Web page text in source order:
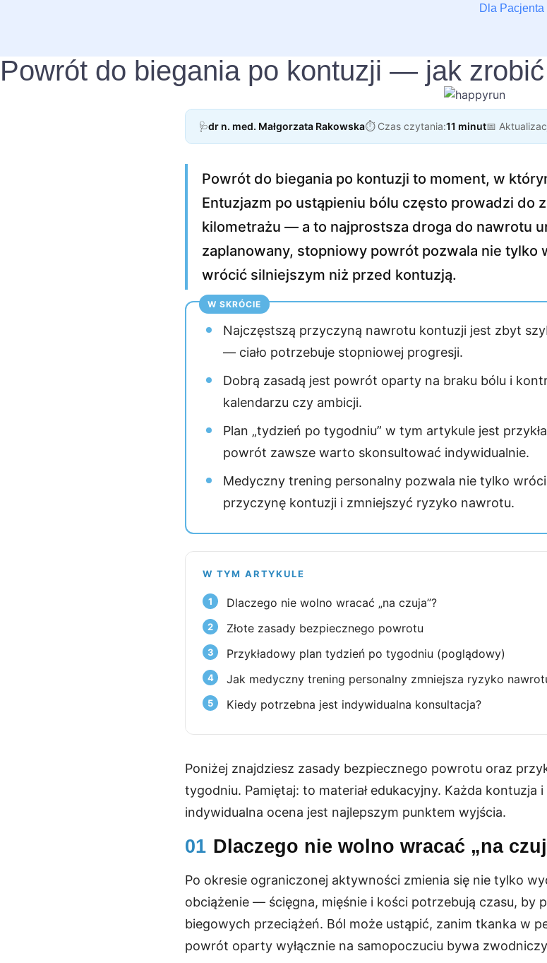
Dla Pacjenta
Powrót do biegania po kontuzji — jak
🩺dr n. med. Małgorzata Rakowska⏱️ Czas czytania:11 minut📅
Powrót do biegania po kontuzji to moment, w
Entuzjazm po ustąpieniu bólu często prowadzi do
kilometrażu — a to najprostsza droga do nawrotu
zaplanowany, stopniowy powrót pozwala nie tylko
wrócić silniejszym niż przed kontuzją.
W SKRÓCIE
Najczęstszą przyczyną nawrotu kontuzji jest zbyt
— ciało potrzebuje stopniowej progresji.
Dobrą zasadą jest powrót oparty na braku bólu i
kalendarzu czy ambicji.
Plan „tydzień po tygodniu” w tym artykule jest
powrót zawsze warto skonsultować indywidualnie.
Medyczny trening personalny pozwala nie tylko
przyczynę kontuzji i zmniejszyć ryzyko nawrotu.
W TYM ARTYKULE
Dlaczego nie wolno wracać „na czuja”?
Złote zasady bezpiecznego powrotu
Przykładowy plan tydzień po tygodniu (poglądowy)
Jak medyczny trening personalny zmniejsza ryzyko
Kiedy potrzebna jest indywidualna konsultacja?
Poniżej znajdziesz zasady bezpiecznego powrotu oraz
tygodniu. Pamiętaj: to materiał edukacyjny. Każda kontuzja
indywidualna ocena jest najlepszym punktem wyjścia.
01 Dlaczego nie wolno wracać „na
Po okresie ograniczonej aktywności zmienia się nie tylko
obciążenie — ścięgna, mięśnie i kości potrzebują czasu, by
biegowych przeciążeń. Ból może ustąpić, zanim tkanka w
powrót oparty wyłącznie na samopoczuciu bywa